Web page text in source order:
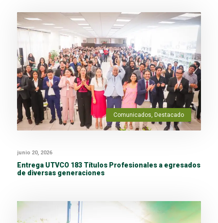
Comunicados, Destacado
junio 20, 2026
Entrega UTVCO 183 Títulos Profesionales a egresados
de diversas generaciones